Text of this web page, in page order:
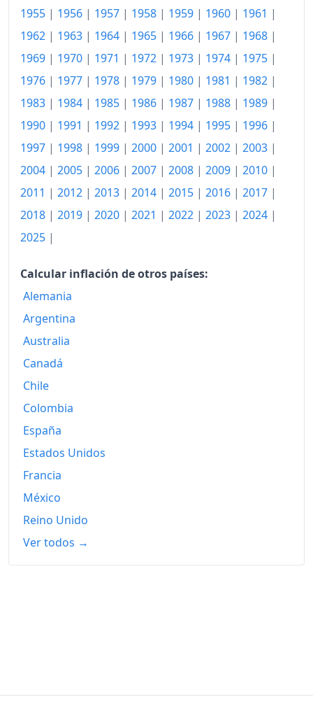
Hoy
125.89
1955 | 1956 | 1957 | 1958 | 1959 | 1960 | 1961 |
1962 | 1963 | 1964 | 1965 | 1966 | 1967 | 1968 |
1969 | 1970 | 1971 | 1972 | 1973 | 1974 | 1975 |
1976 | 1977 | 1978 | 1979 | 1980 | 1981 | 1982 |
1983 | 1984 | 1985 | 1986 | 1987 | 1988 | 1989 |
1990 | 1991 | 1992 | 1993 | 1994 | 1995 | 1996 |
1997 | 1998 | 1999 | 2000 | 2001 | 2002 | 2003 |
2004 | 2005 | 2006 | 2007 | 2008 | 2009 | 2010 |
2011 | 2012 | 2013 | 2014 | 2015 | 2016 | 2017 |
2018 | 2019 | 2020 | 2021 | 2022 | 2023 | 2024 |
2025 |
Calcular inflación de otros países:
Alemania
Argentina
Australia
Canadá
Chile
Colombia
España
Estados Unidos
Francia
México
Reino Unido
Ver todos →